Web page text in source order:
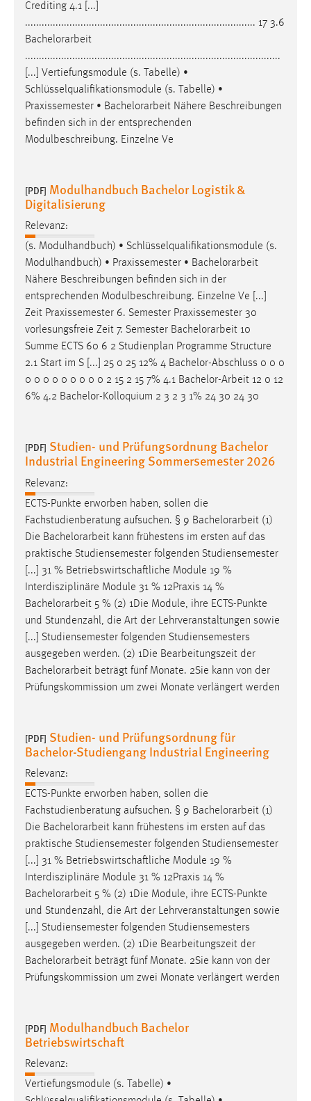
Crediting 4.1 [...]
................................................................................... 17 3.6
Bachelorarbeit
............................................................................................
[...] Vertiefungsmodule (s. Tabelle) •
Schlüsselqualifikationsmodule (s. Tabelle) •
Praxissemester • Bachelorarbeit Nähere Beschreibungen
befinden sich in der entsprechenden
Modulbeschreibung. Einzelne Ve
[PDF] Modulhandbuch Bachelor Logistik &
Digitalisierung
Relevanz:
(s. Modulhandbuch) • Schlüsselqualifikationsmodule (s.
Modulhandbuch) • Praxissemester • Bachelorarbeit
Nähere Beschreibungen befinden sich in der
entsprechenden Modulbeschreibung. Einzelne Ve [...]
Zeit Praxissemester 6. Semester Praxissemester 30
vorlesungsfreie Zeit 7. Semester Bachelorarbeit 10
Summe ECTS 60 6 2 Studienplan Programme Structure
2.1 Start im S [...] 25 0 25 12% 4 Bachelor-Abschluss 0 0 0
0 0 0 0 0 0 0 0 0 2 15 2 15 7% 4.1 Bachelor-Arbeit 12 0 12
6% 4.2 Bachelor-Kolloquium 2 3 2 3 1% 24 30 24 30
[PDF] Studien- und Prüfungsordnung Bachelor
Industrial Engineering Sommersemester 2026
Relevanz:
ECTS-Punkte erworben haben, sollen die
Fachstudienberatung aufsuchen. § 9 Bachelorarbeit (1)
Die Bachelorarbeit kann frühestens im ersten auf das
praktische Studiensemester folgenden Studiensemester
[...] 31 % Betriebswirtschaftliche Module 19 %
Interdisziplinäre Module 31 % 12Praxis 14 %
Bachelorarbeit 5 % (2) 1Die Module, ihre ECTS-Punkte
und Stundenzahl, die Art der Lehrveranstaltungen sowie
[...] Studiensemester folgenden Studiensemesters
ausgegeben werden. (2) 1Die Bearbeitungszeit der
Bachelorarbeit beträgt fünf Monate. 2Sie kann von der
Prüfungskommission um zwei Monate verlängert werden
[PDF] Studien- und Prüfungsordnung für
Bachelor-Studiengang Industrial Engineering
Relevanz:
ECTS-Punkte erworben haben, sollen die
Fachstudienberatung aufsuchen. § 9 Bachelorarbeit (1)
Die Bachelorarbeit kann frühestens im ersten auf das
praktische Studiensemester folgenden Studiensemester
[...] 31 % Betriebswirtschaftliche Module 19 %
Interdisziplinäre Module 31 % 12Praxis 14 %
Bachelorarbeit 5 % (2) 1Die Module, ihre ECTS-Punkte
und Stundenzahl, die Art der Lehrveranstaltungen sowie
[...] Studiensemester folgenden Studiensemesters
ausgegeben werden. (2) 1Die Bearbeitungszeit der
Bachelorarbeit beträgt fünf Monate. 2Sie kann von der
Prüfungskommission um zwei Monate verlängert werden
[PDF] Modulhandbuch Bachelor
Betriebswirtschaft
Relevanz:
Vertiefungsmodule (s. Tabelle) •